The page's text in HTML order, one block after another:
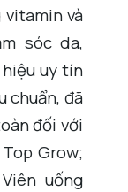
vitamin và
sóc da,
uy tín
chuẩn, đã
đối với
Grow;
uống